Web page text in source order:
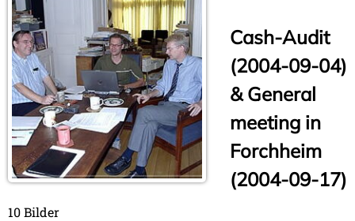
Cash-Audit
(2004-09-04)
& General
meeting in
Forchheim
(2004-09-17)
10 Bilder